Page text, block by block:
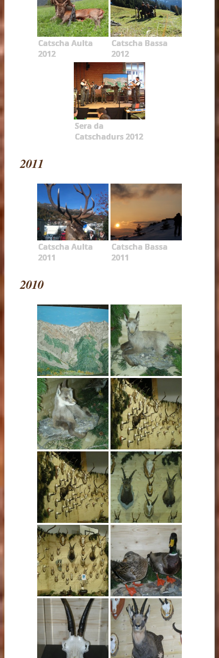
Catscha Aulta
2012
Catscha Bassa
2012
Sera da
Catschadurs 2012
2011
Catscha Aulta
2011
Catscha Bassa
2011
2010